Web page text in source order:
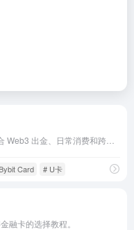
Card # U卡
融卡的选择教程。